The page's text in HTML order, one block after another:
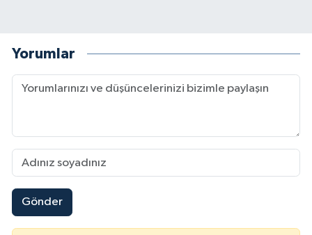
Yorumlar
Gönder